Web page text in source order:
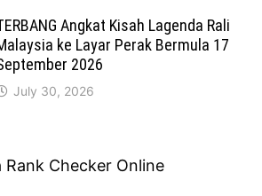
Angkat Kisah Lagenda Rali
ke Layar Perak Bermula 17
2026
July 30, 2026
Rank Checker Online